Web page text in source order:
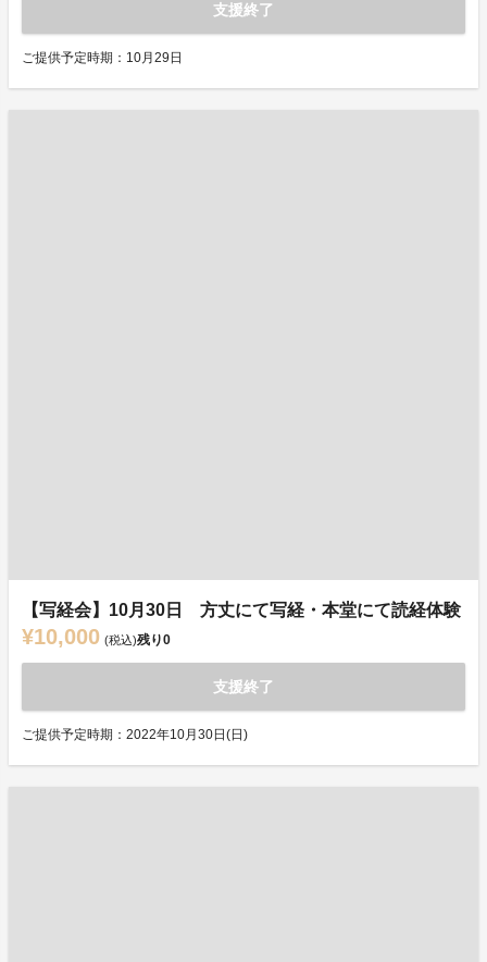
支援終了
ご提供予定時期：10月29日
【写経会】10月30日 方丈にて写経・本堂にて読経体験
¥10,000 (税込)残り0
支援終了
ご提供予定時期：2022年10月30日(日)